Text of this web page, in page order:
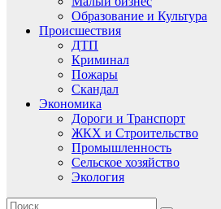
Образование и Культура
Происшествия
ДТП
Криминал
Пожары
Скандал
Экономика
Дороги и Транспорт
ЖКХ и Строительство
Промышленность
Сельское хозяйство
Экология